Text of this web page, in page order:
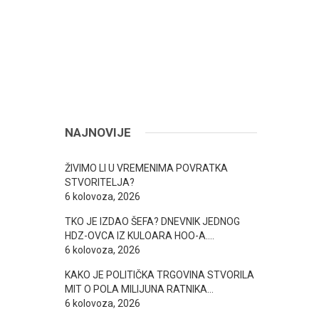
NAJNOVIJE
ŽIVIMO LI U VREMENIMA POVRATKA
STVORITELJA?
6 kolovoza, 2026
TKO JE IZDAO ŠEFA? DNEVNIK JEDNOG
HDZ-OVCA IZ KULOARA HOO-A….
6 kolovoza, 2026
KAKO JE POLITIČKA TRGOVINA STVORILA
MIT O POLA MILIJUNA RATNIKA…
6 kolovoza, 2026